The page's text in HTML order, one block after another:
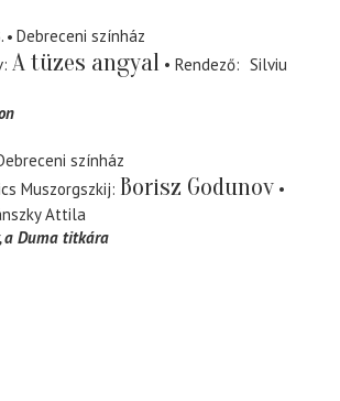
Debreceni színház
A tüzes angyal Rendező
Silviu
színház
Muszorgszkij Borisz Godunov
Attila
a Duma titkára